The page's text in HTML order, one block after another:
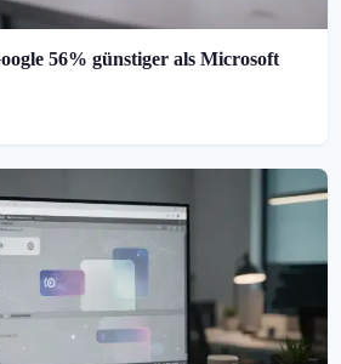
56% günstiger als Microsoft